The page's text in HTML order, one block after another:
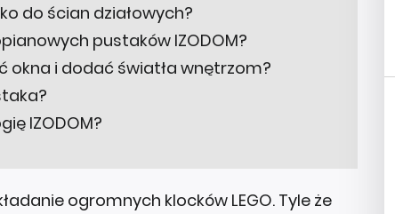
do ścian działowych?
pustaków IZODOM?
okna i dodać światła wnętrzom?
IZODOM?
ogromnych klocków LEGO. Tyle że